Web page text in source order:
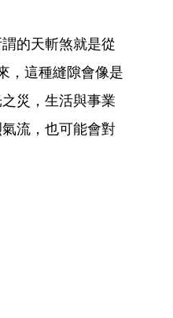
的天斬煞就是從
，這種縫隙會像是
災，生活與事業
流，也可能會對